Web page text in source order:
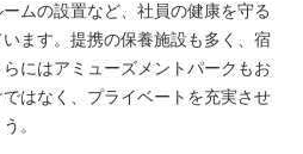
ムの設置など、社員の健康を守る
ます。提携の保養施設も多く、宿
にはアミューズメントパークもお
はなく、プライベートを充実させ
。